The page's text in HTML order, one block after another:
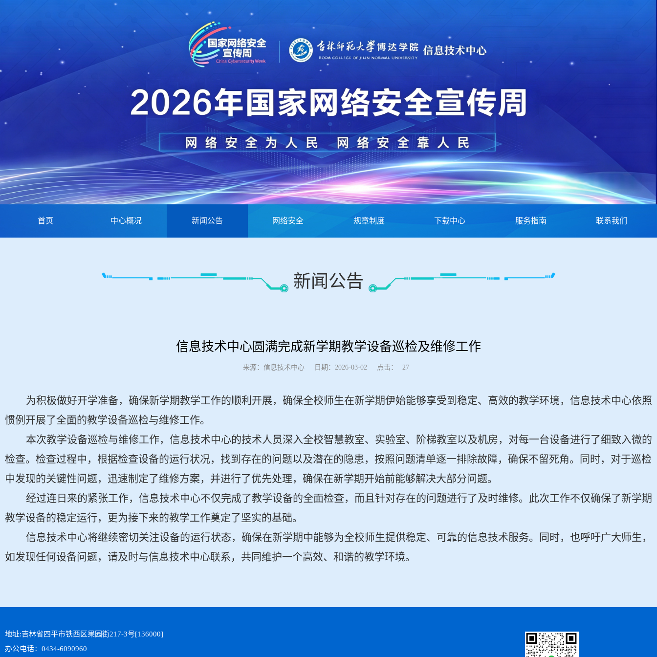
首页 中心概况 新闻公告 网络安全 规章制度 下载中心 服务指南 联系我们
新闻公告
信息技术中心圆满完成新学期教学设备巡检及维修工作
来源：信息技术中心 日期：2026-03-02 点击： 27
为积极做好开学准备，确保新学期教学工作的顺利开展，确保全校师生在新学期伊始能够享受到稳定、高效的教学环境，信息技术中心依照
惯例开展了全面的教学设备巡检与维修工作。
本次教学设备巡检与维修工作，信息技术中心的技术人员深入全校智慧教室、实验室、阶梯教室以及机房，对每一台设备进行了细致入微的
检查。检查过程中，根据检查设备的运行状况，找到存在的问题以及潜在的隐患，按照问题清单逐一排除故障，确保不留死角。同时，对于巡检
中发现的关键性问题，迅速制定了维修方案，并进行了优先处理，确保在新学期开始前能够解决大部分问题。
经过连日来的紧张工作，信息技术中心不仅完成了教学设备的全面检查，而且针对存在的问题进行了及时维修。此次工作不仅确保了新学期
教学设备的稳定运行，更为接下来的教学工作奠定了坚实的基础。
信息技术中心将继续密切关注设备的运行状态，确保在新学期中能够为全校师生提供稳定、可靠的信息技术服务。同时，也呼吁广大师生，
如发现任何设备问题，请及时与信息技术中心联系，共同维护一个高效、和谐的教学环境。
地址:吉林省四平市铁西区果园街217-3号[136000]
办公电话：0434-6090960